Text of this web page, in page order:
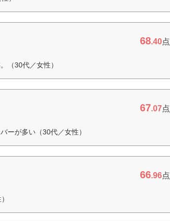
68.40点
（30代／女性）
67.07点
ーが多い（30代／女性）
66.96点